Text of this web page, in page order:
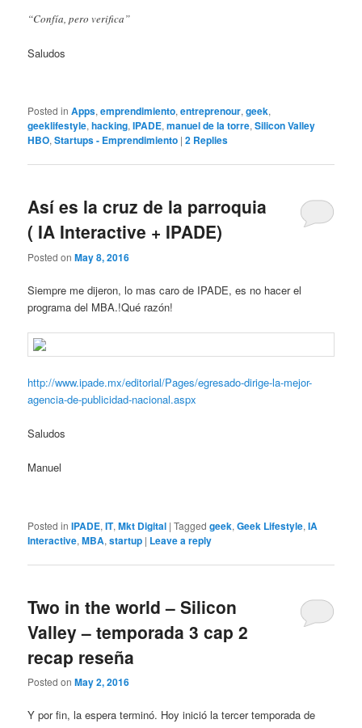
“Confía, pero verifica”
Saludos
Posted in Apps,emprendimiento,entreprenour,geek,
geeklifestyle,hacking,IPADE,manuel de la torre,Silicon Valley
HBO,Startups - Emprendimiento |2 Replies
Así es la cruz de la parroquia
( IA Interactive + IPADE)
Posted onMay 8, 2016
Siempre me dijeron, lo mas caro de IPADE, es no hacer el
programa del MBA.!Qué razón!
http://www.ipade.mx/editorial/Pages/egresado-dirige-la-mejor-
agencia-de-publicidad-nacional.aspx
Saludos
Manuel
Posted in IPADE,IT,Mkt Digital |Tagged geek,Geek Lifestyle,IA
Interactive,MBA,startup | Leave a reply
Two in the world – Silicon
Valley – temporada 3 cap 2
recap reseña
Posted onMay 2, 2016
Y por fin, la espera terminó. Hoy inició la tercer temporada de